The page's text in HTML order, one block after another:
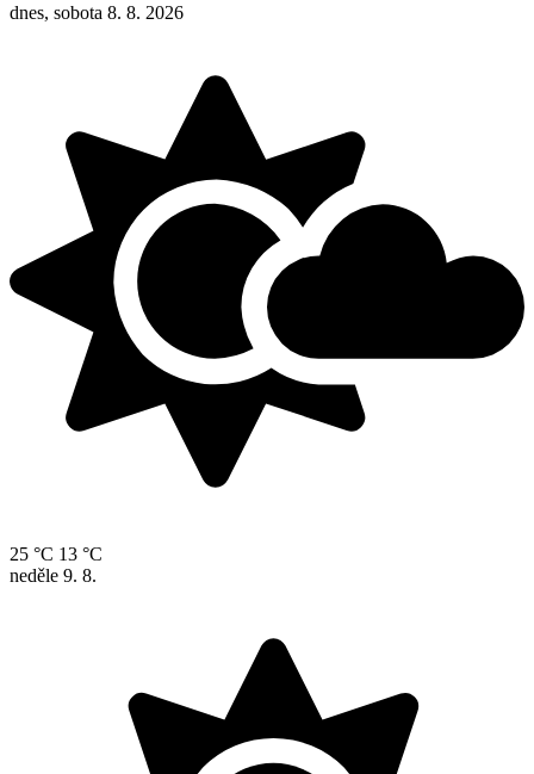
dnes, sobota 8. 8. 2026
25 °C 13 °C
neděle 9. 8.